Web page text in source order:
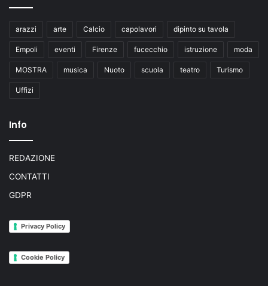
arazzi arte Calcio capolavori dipinto su tavola
Empoli eventi Firenze fucecchio istruzione moda
MOSTRA musica Nuoto scuola teatro Turismo
Uffizi
Info
REDAZIONE
CONTATTI
GDPR
Privacy Policy
Cookie Policy